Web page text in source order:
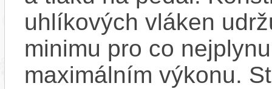
uhlíkových vláken
minimu pro co
maximálním výkonu.